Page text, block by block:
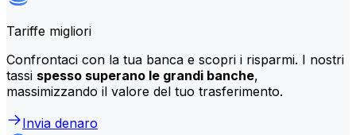
Tariffe migliori
Confrontaci con la tua banca e scopri i risparmi. I nostri
tassi spesso superano le grandi banche,
massimizzando il valore del tuo trasferimento.
Invia denaro